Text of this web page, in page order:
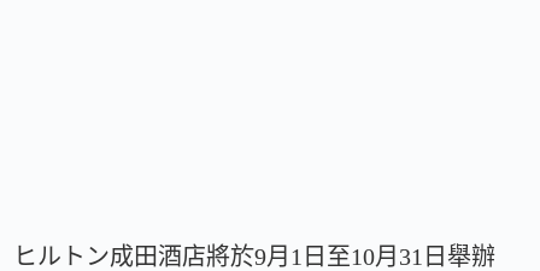
ヒルトン成田酒店將於9月1日至10月31日舉辦